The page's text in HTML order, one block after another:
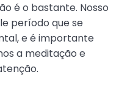
é o bastante. Nosso
período que se
e é importante
a meditação e